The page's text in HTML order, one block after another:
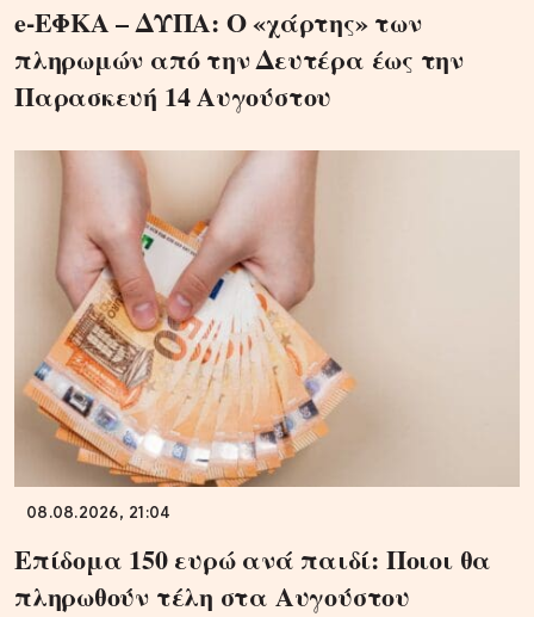
e-ΕΦΚΑ – ΔΥΠΑ: Ο «χάρτης» των
πληρωμών από την Δευτέρα έως την
Παρασκευή 14 Αυγούστου
08.08.2026, 21:04
Επίδομα 150 ευρώ ανά παιδί: Ποιοι θα
πληρωθούν τέλη στα Αυγούστου